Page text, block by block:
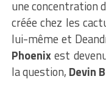
une concentration
créée chez les
lui-même et
Phoenixest
la question, Devin